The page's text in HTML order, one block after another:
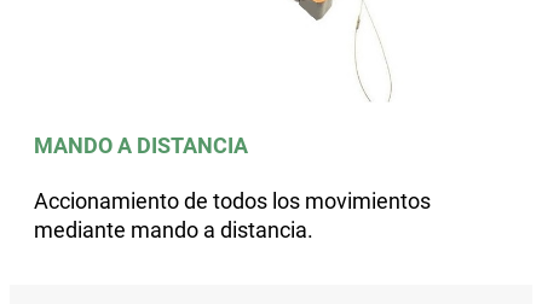
MANDO A DISTANCIA
Accionamiento de todos los movimientos
mediante mando a distancia.